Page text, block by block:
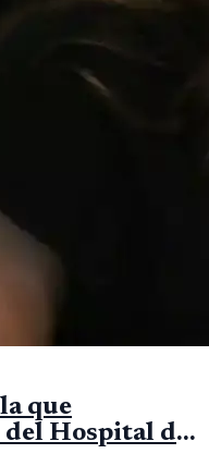
que
del Hospital de